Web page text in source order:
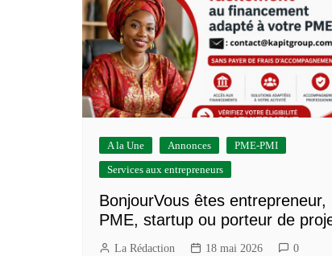
A la Une Annonces
PME-PMI
Services aux entrepreneurs
BonjourVous êtes entrepreneur,
PME, startup ou porteur de
La Rédaction 18 mai 2026 0